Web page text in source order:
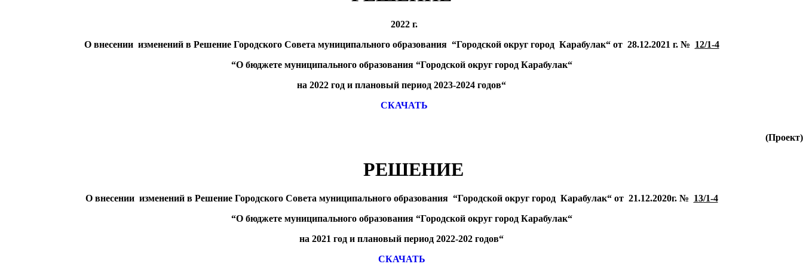
2022 г.
О внесении изменений в Решение Городского Совета муниципального образования “Городской округ город Карабулак“от 28.12.2021 г. № 12/1-4
“О бюджете муниципального образования “Городской округ город Карабулак“
на 2022 год и плановый период 2023-2024 годов“
СКАЧАТЬ
(Проект)
РЕШЕНИЕ
О внесении изменений в Решение Городского Совета муниципального образования “Городской округ город Карабулак“от 21.12.2020г. № 13/1-4
“О бюджете муниципального образования “Городской округ город Карабулак“
на 2021 год и плановый период 2022-202 годов“
СКАЧАТЬ